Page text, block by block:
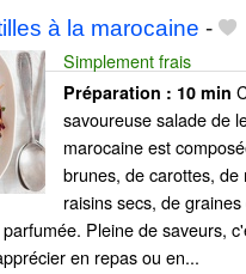
à la marocaine -
Simplement frais
Préparation : 10 min
savoureuse salade de
marocaine est
brunes, de carottes, de
raisins secs, de
Pleine de saveurs,
en repas ou en...